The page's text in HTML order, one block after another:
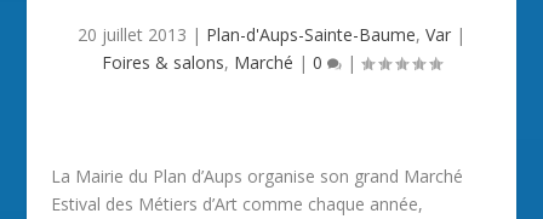
20 juillet 2013 | Plan-d'Aups-Sainte-Baume, Var |
Foires & salons, Marché | 0 |
La Mairie du Plan d’Aups organise son grand Marché
Estival des Métiers d’Art comme chaque année,